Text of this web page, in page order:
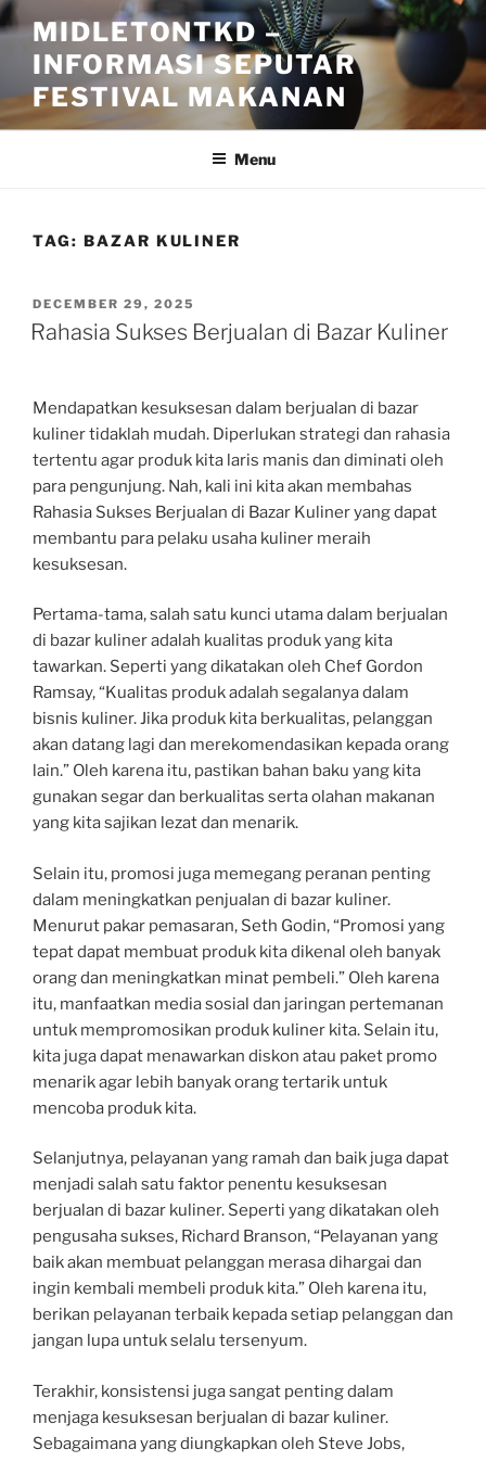
Skip
to
content
MIDLETONTKD –
INFORMASI SEPUTAR
FESTIVAL MAKANAN
Menu
TAG: BAZAR KULINER
POSTED
ON
DECEMBER 29, 2025
Rahasia Sukses Berjualan di Bazar Kuliner
Mendapatkan kesuksesan dalam berjualan di bazar
kuliner tidaklah mudah. Diperlukan strategi dan rahasia
tertentu agar produk kita laris manis dan diminati oleh
para pengunjung. Nah, kali ini kita akan membahas
Rahasia Sukses Berjualan di Bazar Kuliner yang dapat
membantu para pelaku usaha kuliner meraih
kesuksesan.
Pertama-tama, salah satu kunci utama dalam berjualan
di bazar kuliner adalah kualitas produk yang kita
tawarkan. Seperti yang dikatakan oleh Chef Gordon
Ramsay, “Kualitas produk adalah segalanya dalam
bisnis kuliner. Jika produk kita berkualitas, pelanggan
akan datang lagi dan merekomendasikan kepada orang
lain.” Oleh karena itu, pastikan bahan baku yang kita
gunakan segar dan berkualitas serta olahan makanan
yang kita sajikan lezat dan menarik.
Selain itu, promosi juga memegang peranan penting
dalam meningkatkan penjualan di bazar kuliner.
Menurut pakar pemasaran, Seth Godin, “Promosi yang
tepat dapat membuat produk kita dikenal oleh banyak
orang dan meningkatkan minat pembeli.” Oleh karena
itu, manfaatkan media sosial dan jaringan pertemanan
untuk mempromosikan produk kuliner kita. Selain itu,
kita juga dapat menawarkan diskon atau paket promo
menarik agar lebih banyak orang tertarik untuk
mencoba produk kita.
Selanjutnya, pelayanan yang ramah dan baik juga dapat
menjadi salah satu faktor penentu kesuksesan
berjualan di bazar kuliner. Seperti yang dikatakan oleh
pengusaha sukses, Richard Branson, “Pelayanan yang
baik akan membuat pelanggan merasa dihargai dan
ingin kembali membeli produk kita.” Oleh karena itu,
berikan pelayanan terbaik kepada setiap pelanggan dan
jangan lupa untuk selalu tersenyum.
Terakhir, konsistensi juga sangat penting dalam
menjaga kesuksesan berjualan di bazar kuliner.
Sebagaimana yang diungkapkan oleh Steve Jobs,